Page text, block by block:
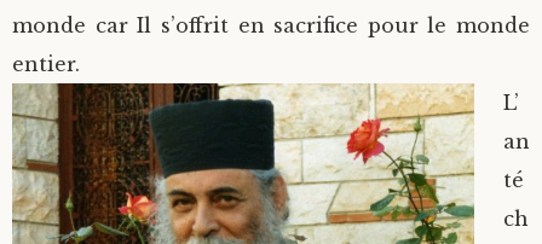
monde car Il s’offrit en sacrifice pour le monde
entier.
L’
an
té
ch